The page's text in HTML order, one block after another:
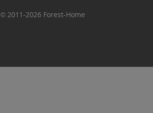
© 2011-2026 Forest-Home